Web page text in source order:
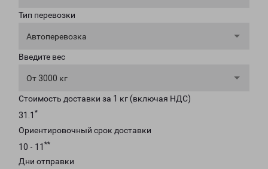
Тип перевозки
Автоперевозка
Введите вес
От 3000 кг
Стоимость доставки за 1 кг (включая НДС)
31.1 *
Ориентировочный срок доставки
10 - 11 **
Дни отправки